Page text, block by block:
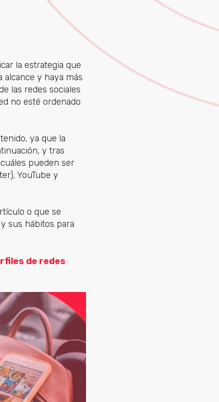
la estrategia que
alcance y haya más
las redes sociales
no esté ordenado
ya que la
y tras
pueden ser
YouTube y
o que se
sus hábitos para
de redes